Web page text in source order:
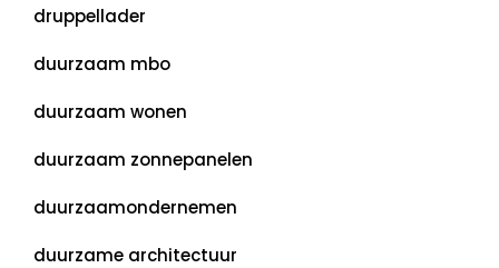
druppellader
duurzaam mbo
duurzaam wonen
duurzaam zonnepanelen
duurzaamondernemen
duurzame architectuur